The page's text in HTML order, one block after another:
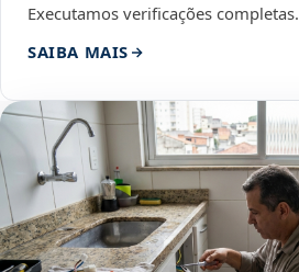
Executamos verificações completas.
SAIBA MAIS